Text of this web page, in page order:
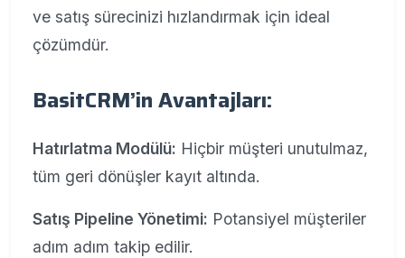
ve satış sürecinizi hızlandırmak için ideal
çözümdür.
BasitCRM’in Avantajları:
Hatırlatma Modülü: Hiçbir müşteri unutulmaz,
tüm geri dönüşler kayıt altında.
Satış Pipeline Yönetimi: Potansiyel müşteriler
adım adım takip edilir.